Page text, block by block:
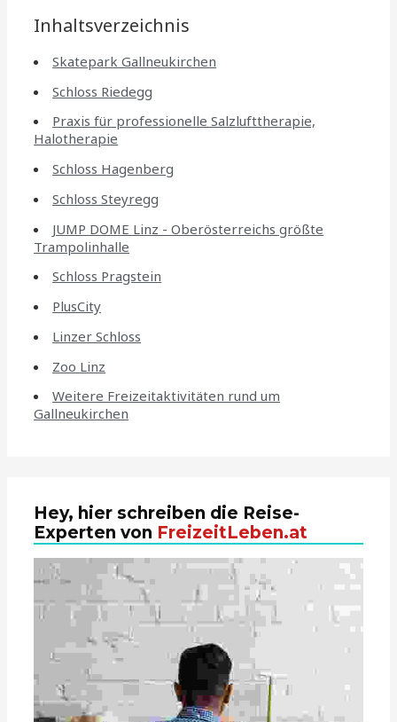
Inhaltsverzeichnis
Skatepark Gallneukirchen
Schloss Riedegg
Praxis für professionelle Salzlufttherapie,
Halotherapie
Schloss Hagenberg
Schloss Steyregg
JUMP DOME Linz - Oberösterreichs größte
Trampolinhalle
Schloss Pragstein
PlusCity
Linzer Schloss
Zoo Linz
Weitere Freizeitaktivitäten rund um
Gallneukirchen
Hey, hier schreiben die Reise-
Experten von FreizeitLeben.at